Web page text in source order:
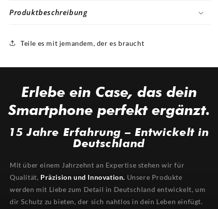
Produktbeschreibung
Teile es mit jemandem, der es braucht
Erlebe ein Case, das dein
Smartphone perfekt ergänzt.
15 Jahre Erfahrung – Entwickelt in
Deutschland
Mit über einem Jahrzehnt an Expertise stehen wir für
Qualität, Präzision und Innovation. Unsere Produkte
werden mit Liebe zum Detail in Deutschland entwickelt, um
dir Schutz zu bieten, der sich nahtlos in dein Leben einfügt.